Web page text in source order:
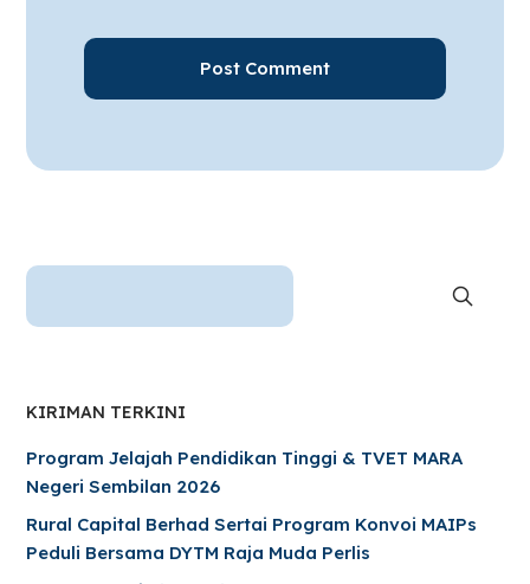
KIRIMAN TERKINI
Program Jelajah Pendidikan Tinggi & TVET MARA
Negeri Sembilan 2026
Rural Capital Berhad Sertai Program Konvoi MAIPs
Peduli Bersama DYTM Raja Muda Perlis